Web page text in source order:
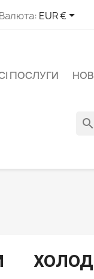
Валюта: EUR €
ПОСЛУГИ
search